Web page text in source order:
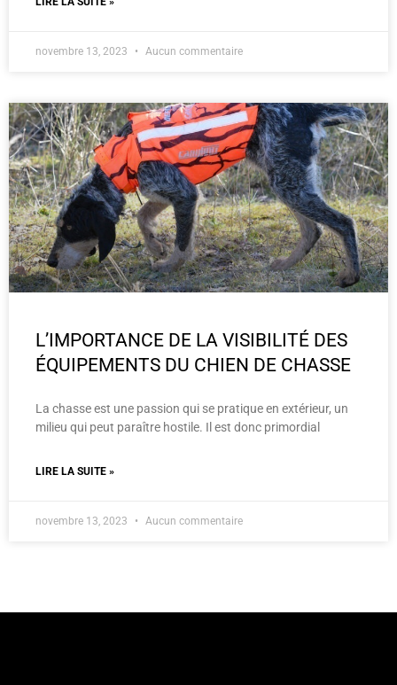
novembre 13, 2023 Aucun commentaire
L’IMPORTANCE DE LA VISIBILITÉ DES
ÉQUIPEMENTS DU CHIEN DE CHASSE
La chasse est une passion qui se pratique en extérieur, un
milieu qui peut paraître hostile. Il est donc primordial
LIRE LA SUITE »
novembre 13, 2023 Aucun commentaire